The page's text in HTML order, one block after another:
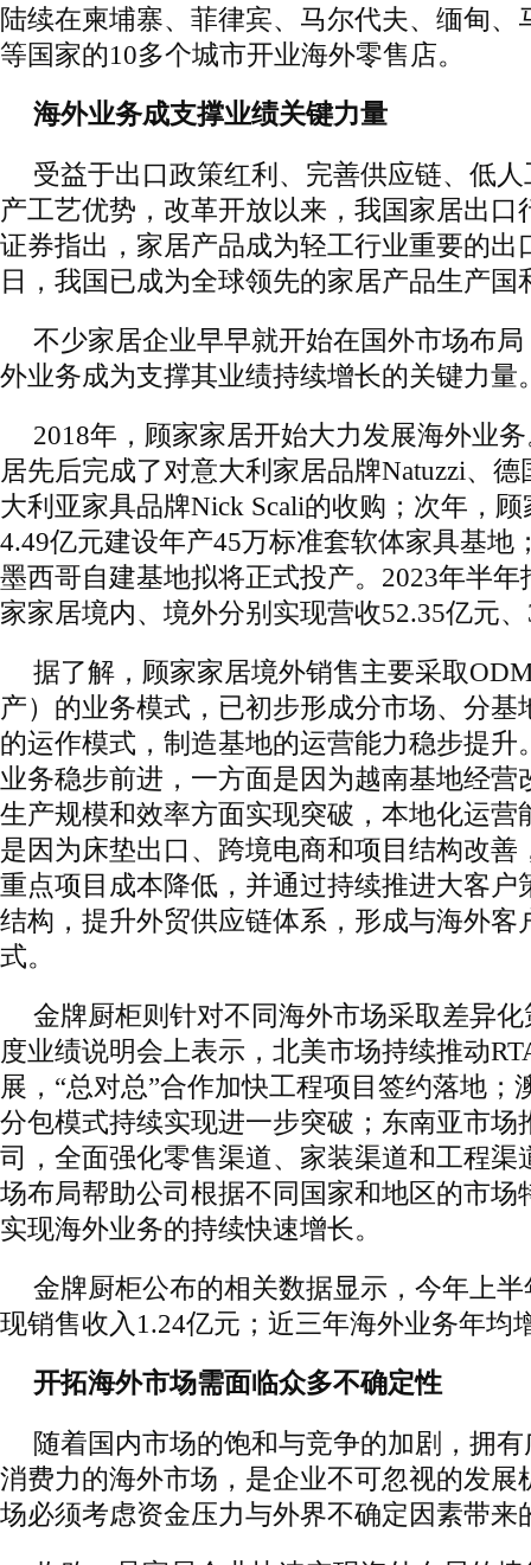
陆续在柬埔寨、菲律宾、马尔代夫、缅甸、
等国家的10多个城市开业海外零售店。
海外业务成支撑业绩关键力量
受益于出口政策红利、完善供应链、低
产工艺优势，改革开放以来，我国家居出口
证券指出，家居产品成为轻工行业重要的出
日，我国已成为全球领先的家居产品生产国
不少家居企业早早就开始在国外市场布
外业务成为支撑其业绩持续增长的关键力量
2018年，顾家家居开始大力发展海外业
居先后完成了对意大利家居品牌Natuzzi、德
大利亚家具品牌Nick Scali的收购；次年，
4.49亿元建设年产45万标准套软体家具基地
墨西哥自建基地拟将正式投产。2023年半
家家居境内、境外分别实现营收52.35亿元
据了解，顾家家居境外销售主要采取
产）的业务模式，已初步形成分市场、分基
的运作模式，制造基地的运营能力稳步提升
业务稳步前进，一方面是因为越南基地经营
生产规模和效率方面实现突破，本地化运营
是因为床垫出口、跨境电商和项目结构改善
重点项目成本降低，并通过持续推进大客户
结构，提升外贸供应链体系，形成与海外客
式。
金牌厨柜则针对不同海外市场采取差异
度业绩说明会上表示，北美市场持续推动
展，“总对总”合作加快工程项目签约落地；
分包模式持续实现进一步突破；东南亚市场
司，全面强化零售渠道、家装渠道和工程渠
场布局帮助公司根据不同国家和地区的市场
实现海外业务的持续快速增长。
金牌厨柜公布的相关数据显示，今年上
现销售收入1.24亿元；近三年海外业务年均
开拓海外市场需面临众多不确定性
随着国内市场的饱和与竞争的加剧，拥
消费力的海外市场，是企业不可忽视的发展
场必须考虑资金压力与外界不确定因素带来